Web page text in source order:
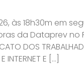
às 18h30m em
da Dataprev no
DOS
INTERNET E […]